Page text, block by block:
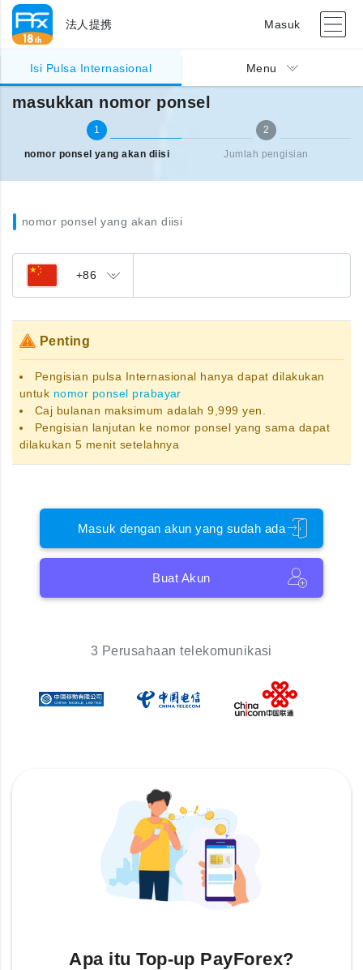
法人提携 Masuk
Isi Pulsa Internasional Menu
Pengisian pulsa Internasional masukkan nomor ponsel
masukkan nomor ponsel
1
nomor ponsel yang akan diisi
2
Jumlah pengisian
nomor ponsel yang akan diisi
+86
Penting
Pengisian pulsa Internasional hanya dapat dilakukan
untuk nomor ponsel prabayar
Caj bulanan maksimum adalah 9,999 yen.
Pengisian lanjutan ke nomor ponsel yang sama dapat
dilakukan 5 menit setelahnya
Masuk dengan akun yang sudah ada
Buat Akun
3 Perusahaan telekomunikasi
Apa itu Top-up PayForex?